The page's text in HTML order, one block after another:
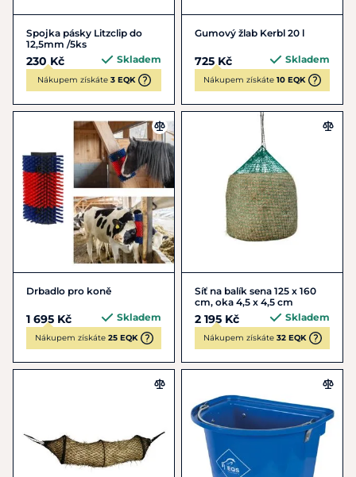
Spojka pásky Litzclip do
12,5mm /5ks
230 Kč Skladem
Nákupem získáte 3 EQK
Gumový žlab Kerbl 20 l
725 Kč Skladem
Nákupem získáte 10 EQK
Drbadlo pro koně
1 695 Kč Skladem
Nákupem získáte 25 EQK
Síť na balík sena 125 x 160
cm, oka 4,5 x 4,5 cm
2 195 Kč Skladem
Nákupem získáte 32 EQK